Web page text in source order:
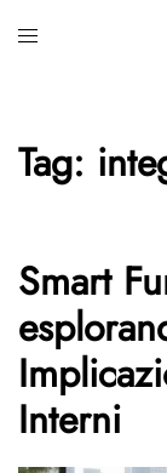
Mostra/Nascondi
Tag:
Smart
Interni